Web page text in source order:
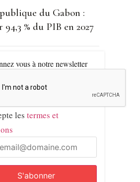
du Gabon :
94,3 % du PIB en 2027
vous à notre newsletter
les termes et